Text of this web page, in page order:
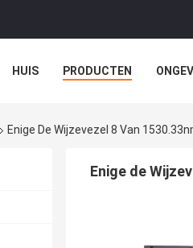
HUIS PRODUCTEN
Enige De Wijzevezel 8 Van
Enige de